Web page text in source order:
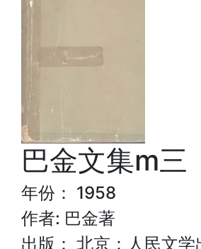
巴金文集m三
年份： 1958
作者: 巴金著
出版： 北京：人民文学